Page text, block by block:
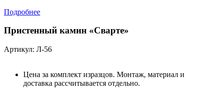
Подробнее
Пристенный камин «Сварте»
Артикул: Л-56
Цена за комплект изразцов. Монтаж, материал и
доставка рассчитывается отдельно.